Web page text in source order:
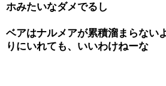
ホみたいなダメでるし
ベアはナルメアが累積溜まらない
りにいれても、いいわけねーな